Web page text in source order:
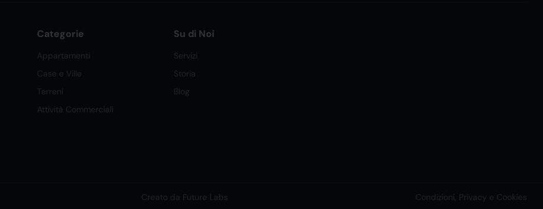
Categorie
Appartamenti
Case e Ville
Terreni
Attività Commerciali
Su di Noi
Servizi
Storia
Blog
Creato da Future Labs Condizioni, Privacy e Cookies